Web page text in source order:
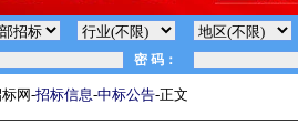
网-招标信息-中标公告-正文